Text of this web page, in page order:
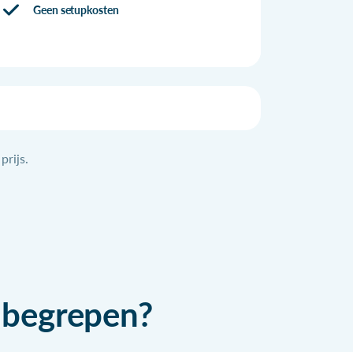
Geen setupkosten